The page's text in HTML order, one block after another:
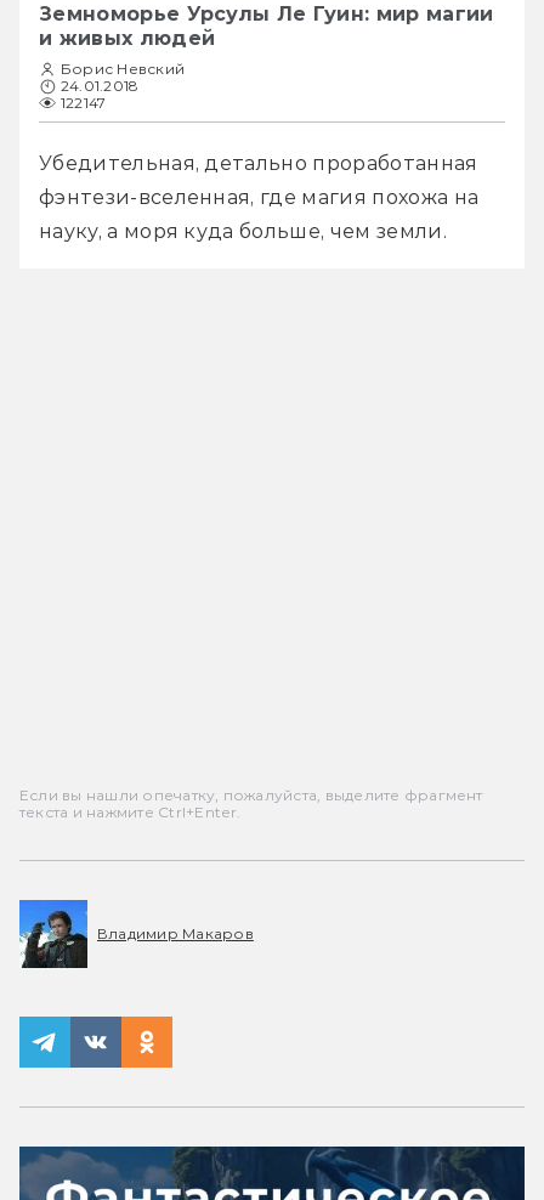
Земноморье Урсулы Ле Гуин: мир магии
и живых людей
Борис Невский
24.01.2018
122147
Убедительная, детально проработанная
фэнтези-вселенная, где магия похожа на
науку, а моря куда больше, чем земли.
Если вы нашли опечатку, пожалуйста, выделите фрагмент
текста и нажмите Ctrl+Enter.
Владимир Макаров